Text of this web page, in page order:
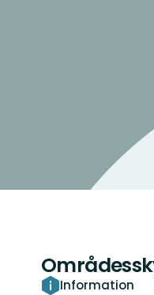
Information